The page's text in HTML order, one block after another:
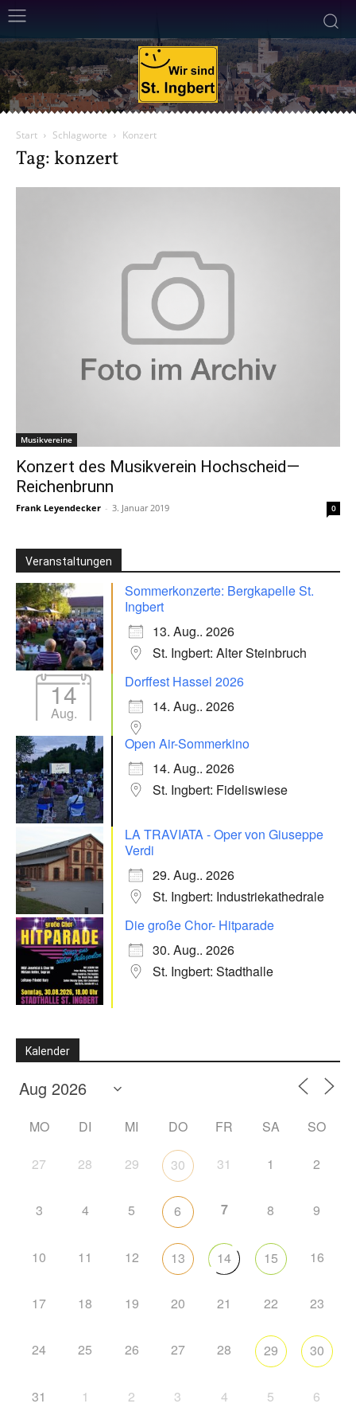
Start Schlagworte Konzert
Tag: konzert
Musikvereine
Konzert des Musikverein Hochscheid—
Reichenbrunn
Frank Leyendecker - 3. Januar 2019 0
Veranstaltungen
Sommerkonzerte: Bergkapelle St.
Ingbert
13. Aug.. 2026
St. Ingbert: Alter Steinbruch
14
Aug.
Dorffest Hassel 2026
14. Aug.. 2026
Open Air-Sommerkino
14. Aug.. 2026
St. Ingbert: Fideliswiese
LA TRAVIATA - Oper von Giuseppe
Verdi
29. Aug.. 2026
St. Ingbert: Industriekathedrale
Die große Chor- Hitparade
30. Aug.. 2026
St. Ingbert: Stadthalle
Kalender
MO DI MI DO FR SA SO
27 28 29 30 31 1 2
3 4 5 6 7 8 9
10 11 12 13 14 15 16
17 18 19 20 21 22 23
24 25 26 27 28 29 30
31 1 2 3 4 5 6